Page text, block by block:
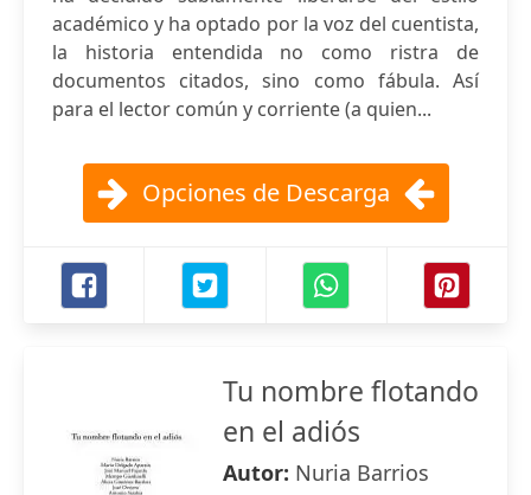
académico y ha optado por la voz del cuentista,
la historia entendida no como ristra de
documentos citados, sino como fábula. Así
para el lector común y corriente (a quien...
Opciones de Descarga
Tu nombre flotando
en el adiós
Autor: Nuria Barrios